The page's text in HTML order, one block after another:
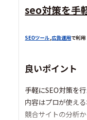
seo対策を手
SEOツール ,広告運用で利用
良いポイント
手軽にSEO対策を
内容はプロが使える
競合サイトの分析